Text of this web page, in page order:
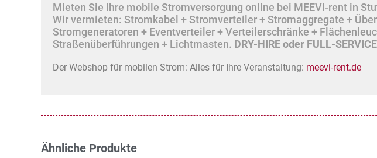
Mieten Sie Ihre mobile Stromversorgung online bei MEEVI-rent in
Wir vermieten: Stromkabel + Stromverteiler + Stromaggregate +
Stromgeneratoren + Eventverteiler + Verteilerschränke +
Straßenüberführungen + Lichtmasten. DRY-HIRE oder FULL-SERVICE
Der Webshop für mobilen Strom: Alles für Ihre Veranstaltung: meevi-rent.de
Ähnliche Produkte